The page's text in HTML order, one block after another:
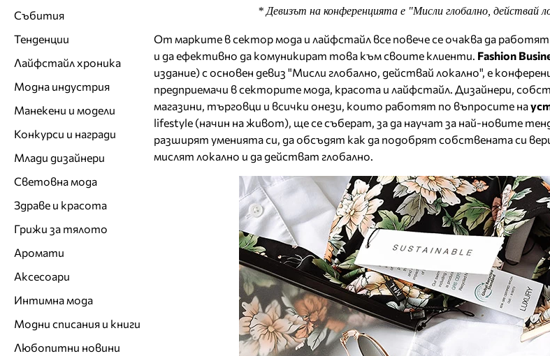
* Девизът на конференцията е "Мисли глобално, действай
От марките в сектор мода и лайфстайл все повече се очаква да
и да ефективно да комуникират това към своите клиенти. Fashion
издание) с основен девиз "Мисли глобално, действай локално", е
предприемачи в секторите мода, красота и лайфстайл. Дизайнери,
магазини, търговци и всички онези, които работят по въпросите на
lifestyle (начин на живот), ще се съберат, за да научат за най-новите
разширят уменията си, да обсъдят как да подобрят собствената си
мислят локално и да действат глобално.
Събития
Тенденции
Лайфстайл хроника
Модна индустрия
Манекени и модели
Конкурси и награди
Млади дизайнери
Световна мода
Здраве и красота
Грижи за тялото
Аромати
Аксесоари
Интимна мода
Модни списания и книги
Любопитни новини